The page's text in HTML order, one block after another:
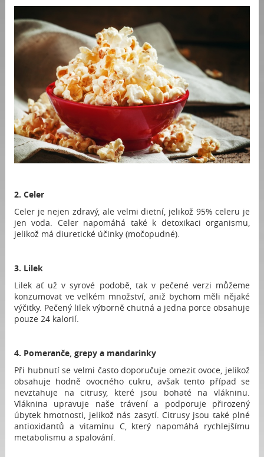
2. Celer
Celer je nejen zdravý, ale velmi dietní, jelikož 95% celeru je
jen voda. Celer napomáhá také k detoxikaci organismu,
jelikož má diuretické účinky (močopudné).
3. Lilek
Lilek ať už v syrové podobě, tak v pečené verzi můžeme
konzumovat ve velkém množství, aniž bychom měli nějaké
výčitky. Pečený lilek výborně chutná a jedna porce obsahuje
pouze 24 kalorií.
4. Pomeranče, grepy a mandarinky
Při hubnutí se velmi často doporučuje omezit ovoce, jelikož
obsahuje hodně ovocného cukru, avšak tento případ se
nevztahuje na citrusy, které jsou bohaté na vlákninu.
Vláknina upravuje naše trávení a podporuje přirozený
úbytek hmotnosti, jelikož nás zasytí. Citrusy jsou také plné
antioxidantů a vitamínu C, který napomáhá rychlejšímu
metabolismu a spalování.